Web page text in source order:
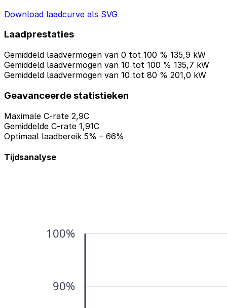
Download laadcurve als SVG
Laadprestaties
Gemiddeld laadvermogen van 0 tot 100 % 135,9 kW
Gemiddeld laadvermogen van 10 tot 100 % 135,7 kW
Gemiddeld laadvermogen van 10 tot 80 % 201,0 kW
Geavanceerde statistieken
Maximale C-rate 2,9C
Gemiddelde C-rate 1,91C
Optimaal laadbereik 5% – 66%
Tijdsanalyse